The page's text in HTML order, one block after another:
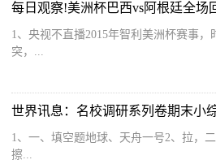
1、央视不直播2015年智利美洲杯赛事
突，...
1、一、填空题地球、天舟一号2、拉，
擦...